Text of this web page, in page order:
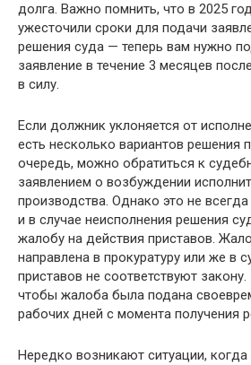
долга. Важно помнить, что в 2025
ужесточили сроки для подачи
решения суда — теперь вам нужно
заявление в течение 3 месяцев
в силу.
Если должник уклоняется от
есть несколько вариантов решения
очередь, можно обратиться к
заявлением о возбуждении
производства. Однако это не
и в случае неисполнения решения
жалобу на действия приставов.
направлена в прокуратуру или же в
приставов не соответствуют
чтобы жалоба была подана
рабочих дней с момента получения
Нередко возникают ситуации,